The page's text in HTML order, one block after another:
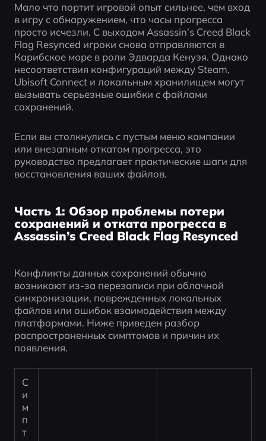
Мало что портит игровой опыт сильнее, чем вход
в игру с обнаружением, что часы прогресса
просто исчезли. С выходом Assassin’s Creed Black
Flag Resynced игроки снова отправляются в
Карибское море в роли Эдварда Кенуэя. Однако
несоответствия конфигураций между Steam,
Ubisoft Connect и локальным хранилищем могут
вызывать серьезные ошибки с файлами
сохранений.
Если вы столкнулись с пустым меню кампании
или внезапным откатом прогресса, это
руководство предлагает практические шаги для
восстановления ваших файлов.
Часть 1: Обзор проблемы потери
сохранений и отката прогресса в
Assassin’s Creed Black Flag Resynced
Конфликты данных сохранений обычно
возникают из-за перезаписи при облачной
синхронизации, поврежденных локальных
файлов или ошибок взаимодействия между
платформами. Ниже приведен разбор
распространенных симптомов и причин их
появления.
С
и
м
п
т